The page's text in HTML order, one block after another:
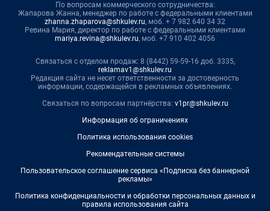
По вопросам коммерческого сотрудничества:
Жапарова Жанна, менеджер по работе с федеральными клиентами
zhanna.zhaparova@shkulev.ru, моб. + 7 982 640 34 32
Ревина Мария, директор по работе с федеральными клиентами
mariya.revina@shkulev.ru, моб. +7 910 402 4056
Связаться с отделом продаж: 8 (8442) 59-59-16 доб. 3335,
reklamav1@shkulev.ru
Редакция сайта не несет ответственности за достоверность
информации, содержащейся в рекламных объявлениях.
Связаться по вопросам партнёрства: v1pr@shkulev.ru
Информация об ограничениях
Политика использования cookies
Рекомендательные системы
Пользовательское соглашение сервиса «Подписка без баннерной
рекламы»
Политика конфиденциальности и обработки персональных данных и
правила использования сайта